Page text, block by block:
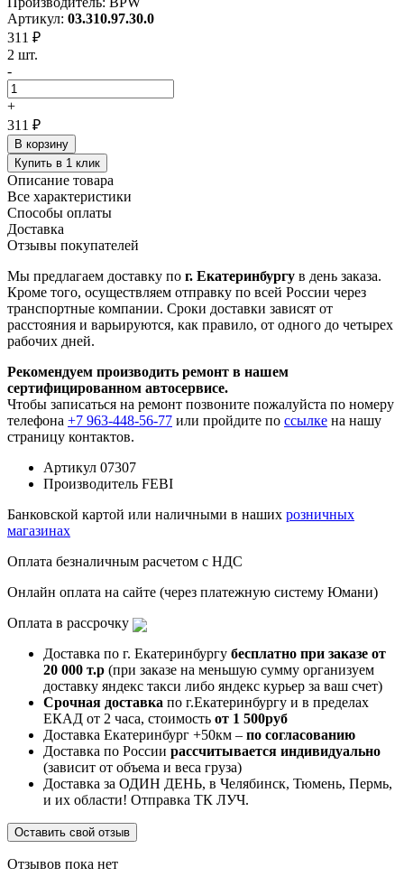
Артикул: 03.310.97.30.0
311 ₽
2 шт.
-
+
311 ₽
В корзину
Купить в 1 клик
Описание товара
Все характеристики
Способы оплаты
Доставка
Отзывы покупателей
Мы предлагаем доставку по г. Екатеринбургу в день заказа.
Кроме того, осуществляем отправку по всей России через
транспортные компании. Сроки доставки зависят от
расстояния и варьируются, как правило, от одного до четырех
рабочих дней.
Рекомендуем производить ремонт в нашем
сертифицированном автосервисе.
Чтобы записаться на ремонт позвоните пожалуйста по номеру
телефона +7 963-448-56-77 или пройдите по ссылке на нашу
страницу контактов.
Артикул 07307
Производитель FEBI
Банковской картой или наличными в наших розничных
магазинах
Оплата безналичным расчетом с НДС
Онлайн оплата на сайте (через платежную систему Юмани)
Оплата в рассрочку
Доставка по г. Екатеринбургу бесплатно при заказе от
20 000 т.р (при заказе на меньшую сумму организуем
доставку яндекс такси либо яндекс курьер за ваш счет)
Срочная доставка по г.Екатеринбургу и в пределах
ЕКАД от 2 часа, стоимость от 1 500руб
Доставка Екатеринбург +50км – по согласованию
Доставка по России рассчитывается индивидуально
(зависит от объема и веса груза)
Доставка за ОДИН ДЕНЬ, в Челябинск, Тюмень, Пермь,
и их области! Отправка ТК ЛУЧ.
Оставить свой отзыв
Отзывов пока нет